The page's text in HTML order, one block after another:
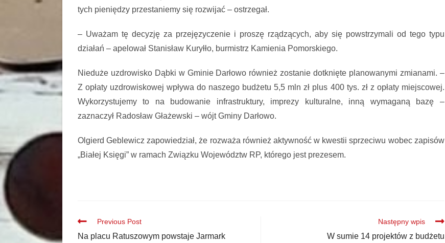
tych pieniędzy przestaniemy się rozwijać – ostrzegał.
– Uważam tę decyzję za przejęzyczenie i proszę rządzących, aby się powstrzymali od tego typu
działań – apelował Stanisław Kuryłło, burmistrz Kamienia Pomorskiego.
Nieduże uzdrowisko Dąbki w Gminie Darłowo również zostanie dotknięte planowanymi zmianami. –
Z opłaty uzdrowiskowej wpływa do naszego budżetu 5,5 mln zł plus 400 tys. zł z opłaty miejscowej.
Wykorzystujemy to na budowanie infrastruktury, imprezy kulturalne, inną wymaganą bazę –
zaznaczył Radosław Głażewski – wójt Gminy Darłowo.
Olgierd Geblewicz zapowiedział, że rozważa również aktywność w kwestii sprzeciwu wobec zapisów
„Białej Księgi” w ramach Związku Województw RP, którego jest prezesem.
Previous Post
Na placu Ratuszowym powstaje Jarmark
Następny wpis
W sumie 14 projektów z budżetu